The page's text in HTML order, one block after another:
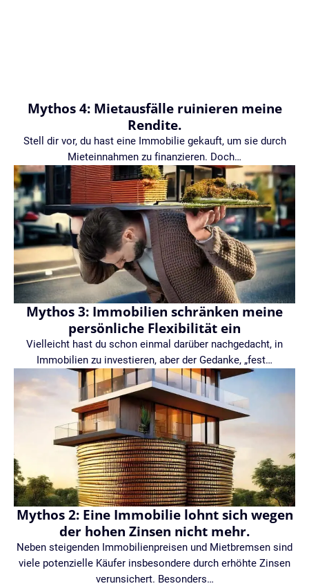
Mythos 4: Mietausfälle ruinieren meine
Rendite.
Stell dir vor, du hast eine Immobilie gekauft, um sie durch
Mieteinnahmen zu finanzieren. Doch…
Mythos 3: Immobilien schränken meine
persönliche Flexibilität ein
Vielleicht hast du schon einmal darüber nachgedacht, in
Immobilien zu investieren, aber der Gedanke, „fest…
Mythos 2: Eine Immobilie lohnt sich wegen
der hohen Zinsen nicht mehr.
Neben steigenden Immobilienpreisen und Mietbremsen sind
viele potenzielle Käufer insbesondere durch erhöhte Zinsen
verunsichert. Besonders…